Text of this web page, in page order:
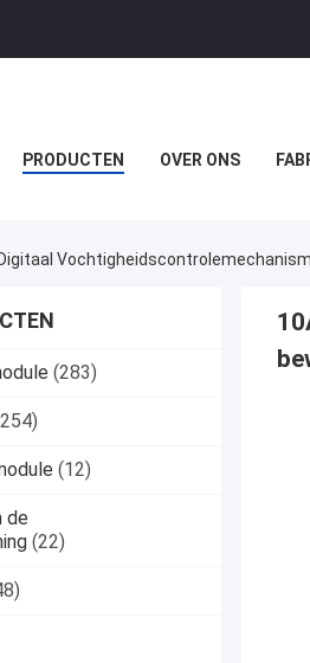
PRODUCTEN OVER ONS
Digitaal
(283)
(12)
de
(22)